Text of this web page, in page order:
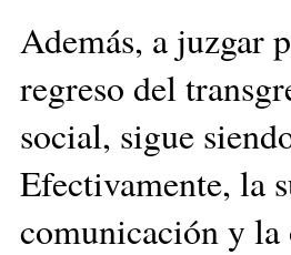
Además, a juzgar
regreso del
social, sigue
Efectivamente, la
comunicación y